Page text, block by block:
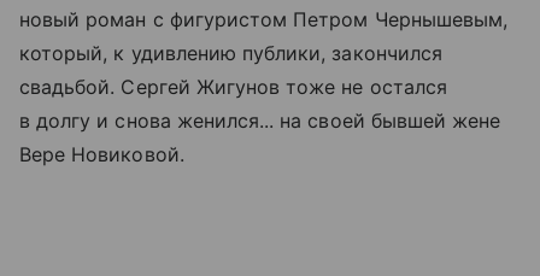
новый роман с фигуристом Петром Чернышевым,
который, к удивлению публики, закончился
свадьбой. Сергей Жигунов тоже не остался
в долгу и снова женился... на своей бывшей жене
Вере Новиковой.